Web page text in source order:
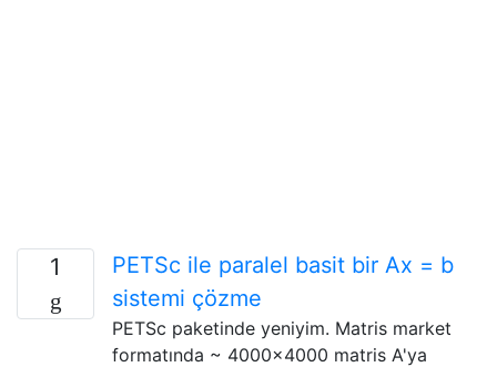
1
PETSc ile paralel basit bir Ax = b
sistemi çözme
PETSc paketinde yeniyim. Matris market
formatında ~ 4000x4000 matris A'ya